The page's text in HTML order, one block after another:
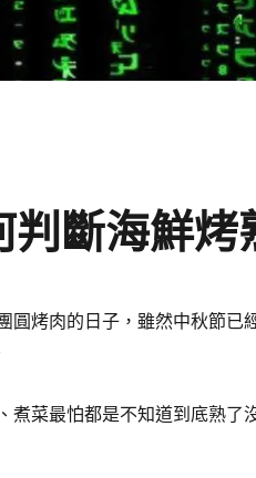
斷海鮮烤
圓烤肉的日子，雖然中秋節已
煮菜最怕都是不知道到底熟了